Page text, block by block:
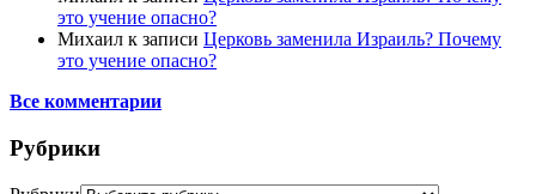
это учение опасно?
Михаил к записи Церковь заменила Израиль? Почему
это учение опасно?
Все комментарии
Рубрики